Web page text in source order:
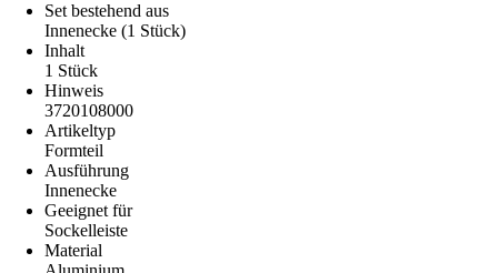
Set bestehend aus
Innenecke (1 Stück)
Inhalt
1 Stück
Hinweis
3720108000
Artikeltyp
Formteil
Ausführung
Innenecke
Geeignet für
Sockelleiste
Material